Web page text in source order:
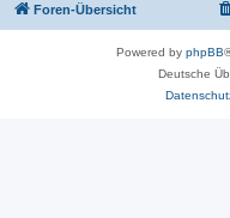
Foren-Übersicht
Powered by phpBB
Deutsche